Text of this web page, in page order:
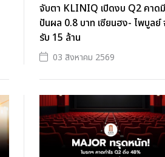
จับตา KLINIQ เปิดงบ Q2 คาดมี
ปันผล 0.8 บาท เซียนฮง- ไพบูลย์
รับ 15 ล้าน
03 สิงหาคม 2569